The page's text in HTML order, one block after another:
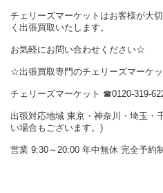
チェリーズマーケットはお客様が大
く出張買取いたします。
お気軽にお問い合わせください☆
☆出張買取専門のチェリーズマーケ
チェリーズマーケット ☎︎0120-319-
出張対応地域 東京・神奈川・埼玉・
い場合もございます。)
営業 9:30～20:00 年中無休 完全予約制